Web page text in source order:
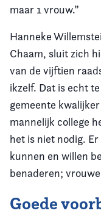
maar 1 vrouw.”
Hanneke
Chaam, sluit zich
van de vijftien
ikzelf. Dat is echt
gemeente
mannelijk college
het is niet nodig.
kunnen en willen
benaderen;
Goede